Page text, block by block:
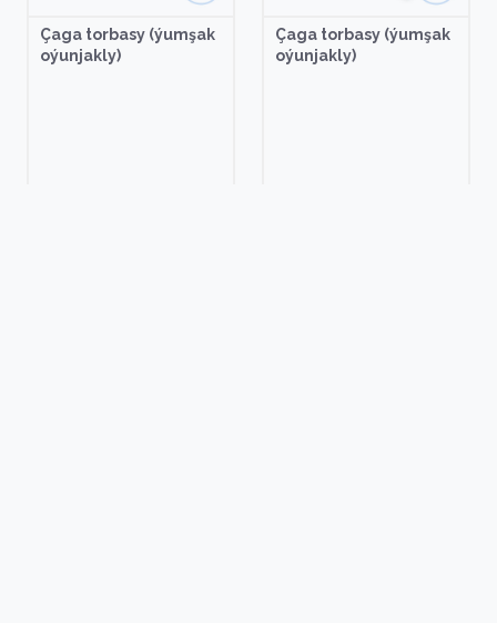
Çaga torbasy (ýumşak
oýunjakly)
Çaga torbasy (ýumşak
oýunjakly)